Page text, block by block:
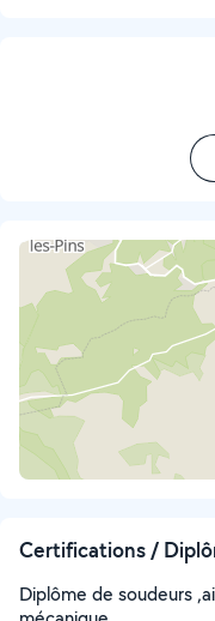
Certifications /
Diplôme de soudeurs